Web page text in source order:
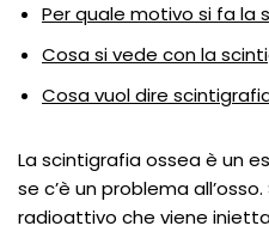
Per quale motivo si fa la
Cosa si vede con la
Cosa vuol dire
La scintigrafia ossea è un
se c’è un problema
radioattivo che viene